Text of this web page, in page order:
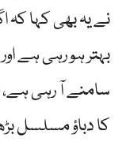
نے یہ بھی کہا
بہتر ہو رہی ہے
سامنے آ رہی
کا دباؤ مسلسل